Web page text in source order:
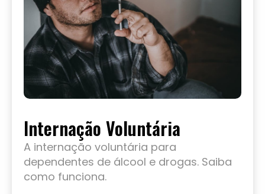
Internação Voluntária
A internação voluntária para
dependentes de álcool e drogas. Saiba
como funciona.